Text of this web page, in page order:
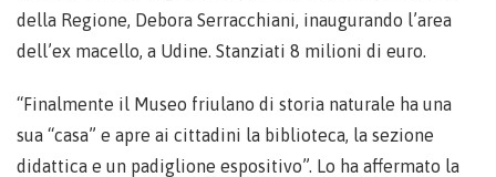
della Regione, Debora Serracchiani, inaugurando l’area
dell’ex macello, a Udine. Stanziati 8 milioni di euro.
“Finalmente il Museo friulano di storia naturale ha una
sua “casa” e apre ai cittadini la biblioteca, la sezione
didattica e un padiglione espositivo”. Lo ha affermato la